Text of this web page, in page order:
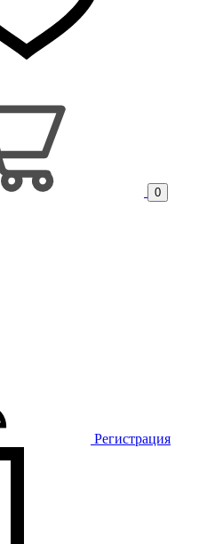
0
Регистрация